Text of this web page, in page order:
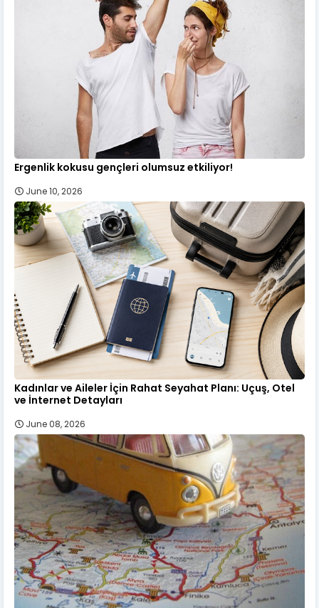
Ergenlik kokusu gençleri olumsuz etkiliyor!
June 10, 2026
Kadınlar ve Aileler İçin Rahat Seyahat Planı: Uçuş, Otel
ve İnternet Detayları
June 08, 2026